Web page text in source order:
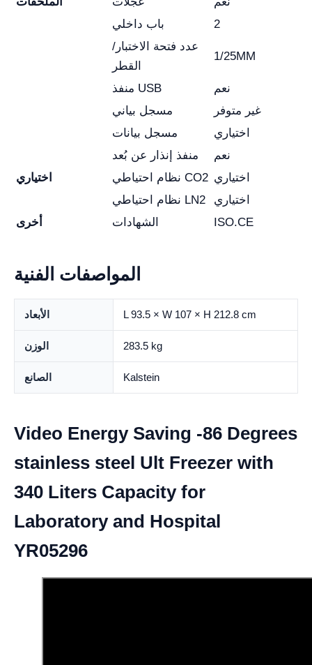
باب داخلي
2
عدد فتحة الاختبار/
القطر
1/25MM
منفذ USB
نعم
مسجل بياني
غير متوفر
مسجل بيانات
اختياري
منفذ إنذار عن بُعد
نعم
اختياري
نظام احتياطي CO2 اختياري
نظام احتياطي LN2
اختياري
أخرى
الشهادات ISO.CE
المواصفات الفنية
الأبعاد L 93.5 × W 107 × H 212.8 cm
الوزن 283.5 kg
الصانع Kalstein
Video Energy Saving -86 Degrees
stainless steel Ult Freezer with
340 Liters Capacity for
Laboratory and Hospital
YR05296